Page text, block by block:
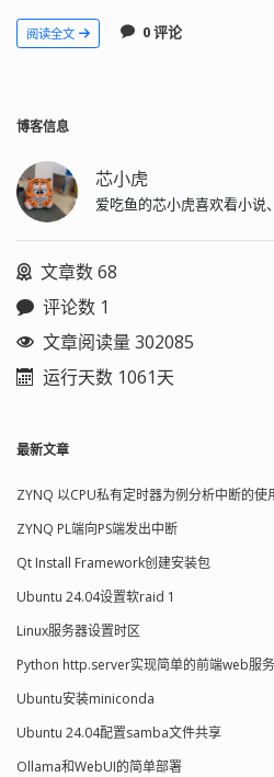
阅读全文 0 评论
博客信息
芯小虎
爱吃鱼的芯小虎喜欢看小说
文章数 68
评论数 1
文章阅读量 302085
运行天数 1061天
最新文章
ZYNQ 以CPU私有定时器为例分析中断的使
ZYNQ PL端向PS端发出中断
Qt Install Framework创建安装包
Ubuntu 24.04设置软raid 1
Linux服务器设置时区
Python http.server实现简单的前端web服
Ubuntu安装miniconda
Ubuntu 24.04配置samba文件共享
Ollama和WebUI的简单部署